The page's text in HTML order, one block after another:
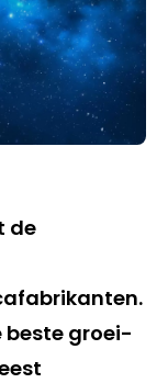
de
beste groei-